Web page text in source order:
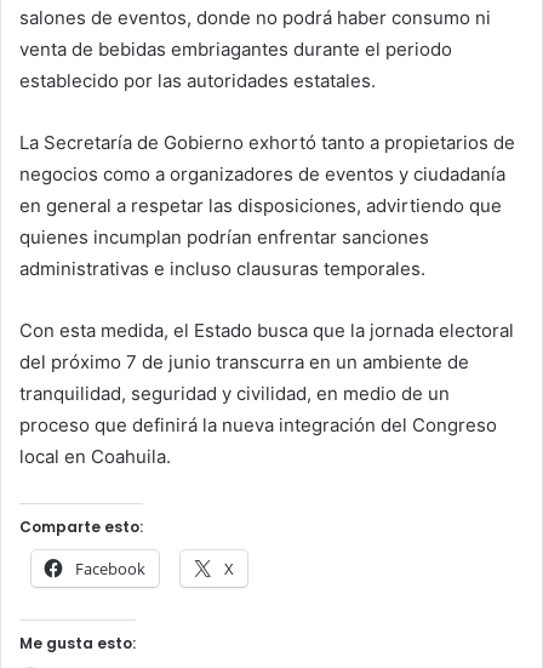
salones de eventos, donde no podrá haber consumo ni
venta de bebidas embriagantes durante el periodo
establecido por las autoridades estatales.
La Secretaría de Gobierno exhortó tanto a propietarios de
negocios como a organizadores de eventos y ciudadanía
en general a respetar las disposiciones, advirtiendo que
quienes incumplan podrían enfrentar sanciones
administrativas e incluso clausuras temporales.
Con esta medida, el Estado busca que la jornada electoral
del próximo 7 de junio transcurra en un ambiente de
tranquilidad, seguridad y civilidad, en medio de un
proceso que definirá la nueva integración del Congreso
local en Coahuila.
Comparte esto:
Facebook X
Me gusta esto: